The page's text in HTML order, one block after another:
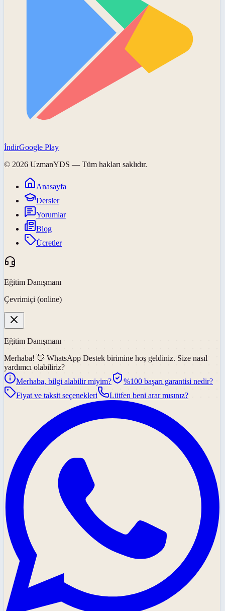
İndirGoogle Play
© 2026 UzmanYDS — Tüm hakları saklıdır.
Anasayfa
Dersler
Yorumlar
Blog
Ücretler
Eğitim Danışmanı
Çevrimiçi (online)
Eğitim Danışmanı
Merhaba! 👋 WhatsApp Destek birimine hoş geldiniz. Size nasıl
yardımcı olabiliriz?
Merhaba, bilgi alabilir miyim?
%100 başarı garantisi nedir?
Fiyat ve taksit seçenekleri
Lütfen beni arar mısınız?